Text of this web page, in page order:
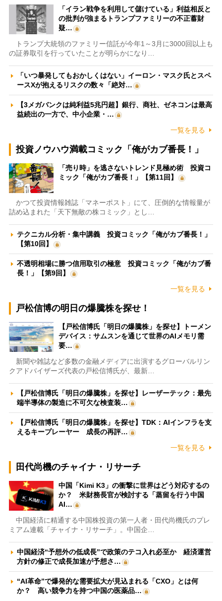
「イラン戦争を利用して儲けている」利益相反と
の批判が強まるトランプファミリーの不正蓄財
疑…
トランプ大統領のファミリー信託が今年1～3月に3000回以上も
の証券取引を行っていたことが明らかになり…
「いつ暴発してもおかしくはない」イーロン・マスク氏とスペ
ースXが抱えるリスクの数々「絶対…
【3メガバンクは純利益5兆円超】銀行、商社、ゼネコンは最高
益続出の一方で、中小企業・…
一覧を見る
投資ノウハウ満載コミック「俺がカブ番長！」
「売り時」を逃さないトレンド見極め術 投資コ
ミック「俺がカブ番長！」【第11回】
かつて投資情報雑誌「マネーポスト」にて、圧倒的な情報量が
詰め込まれた「天下無敵の株コミック」とし…
テクニカル分析・集中講義 投資コミック「俺がカブ番長！」
【第10回】
不透明相場に勝つ信用取引の極意 投資コミック「俺がカブ番
長！」【第9回】
一覧を見る
戸松信博の明日の爆騰株を探せ！
【戸松信博氏「明日の爆騰株」を探せ】トーメン
デバイス：サムスンを通じて世界のAIメモリ需
要…
新聞や雑誌など多数の金融メディアに出演するグローバルリン
クアドバイザーズ代表の戸松信博氏が、最新…
【戸松信博氏「明日の爆騰株」を探せ】レーザーテック：最先
端半導体の製造に不可欠な検査装…
【戸松信博氏「明日の爆騰株」を探せ】TDK：AIインフラを支
えるキープレーヤー 成長の再評…
一覧を見る
田代尚機のチャイナ・リサーチ
中国「Kimi K3」の衝撃に世界はどう対応するの
か？ 米財務長官が検討する「蒸留を行う中国
AI…
中国経済に精通する中国株投資の第一人者・田代尚機氏のプレ
ミアム連載「チャイナ・リサーチ」。中国企…
中国経済“予想外の低成長”で政策のテコ入れ必至か 経済運営
方針の修正で成長加速が予想さ…
“AI革命”で爆発的な需要拡大が見込まれる「CXO」とは何
か？ 高い競争力を持つ中国の医薬品…